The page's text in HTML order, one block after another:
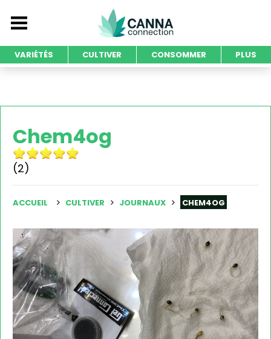
VARIÉTÉS CULTIVER CONSOMMER PLUS
Chem4og
(2)
ACCUEIL CULTIVER JOURNAUX CHEM4OG